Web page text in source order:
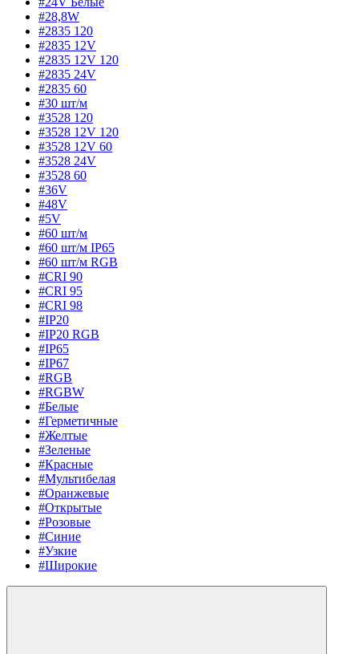
#28,8W
#2835 120
#2835 12V
#2835 12V 120
#2835 24V
#2835 60
#30 шт/м
#3528 120
#3528 12V 120
#3528 12V 60
#3528 24V
#3528 60
#36V
#48V
#5V
#60 шт/м
#60 шт/м IP65
#60 шт/м RGB
#CRI 90
#CRI 95
#CRI 98
#IP20
#IP20 RGB
#IP65
#IP67
#RGB
#RGBW
#Белые
#Герметичные
#Желтые
#Зеленые
#Красные
#Мультибелая
#Оранжевые
#Открытые
#Розовые
#Синие
#Узкие
#Широкие